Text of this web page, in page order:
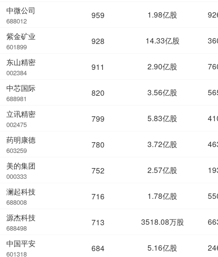
中微公司
688012
紫金矿业
601899
东山精密
002384
中芯国际
688981
立讯精密
002475
药明康德
603259
美的集团
000333
澜起科技
688008
源杰科技
688498
中国平安
601318
959 1.98亿股
928 14.33亿股
911 2.90亿股
820 3.56亿股
799 5.83亿股
780 3.72亿股
752 2.57亿股
716 1.78亿股
713 3518.08万股
684 5.16亿股